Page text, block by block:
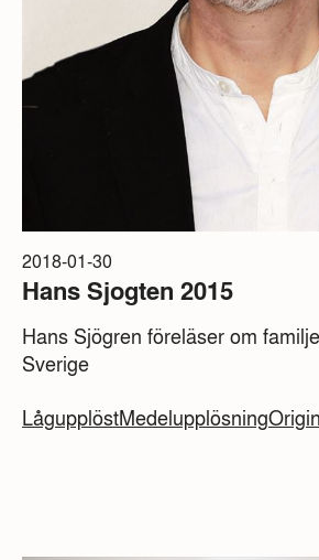
2018-01-30
Hans Sjogten 2015
Hans Sjögren föreläser om
Sverige
LågupplöstMedelupplösning